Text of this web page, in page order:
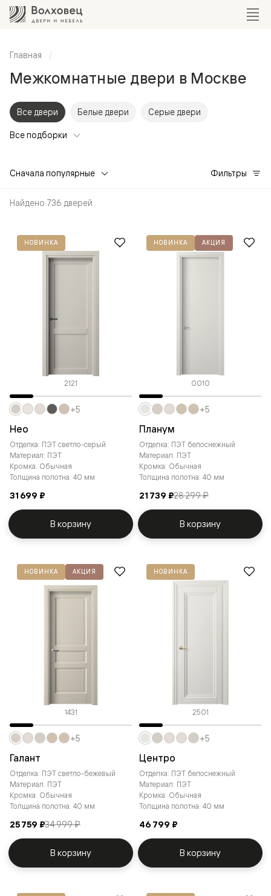
Главная
Межкомнатные двери в Москве
Все двери Белые двери Серые двери
Все подборки
Сначала популярные Фильтры
Найдено 736 дверей
НОВИНКА
2121
Нео
Отделка: ПЭТ светло-серый
Материал: ПЭТ
Кромка: Обычная
Толщина полотна: 40 мм
31 699 ₽
+5
В корзину
НОВИНКА АКЦИЯ
0010
Планум
Отделка: ПЭТ белоснежный
Материал: ПЭТ
Кромка: Обычная
Толщина полотна: 40 мм
21 739 ₽28 299 ₽
+5
В корзину
НОВИНКА АКЦИЯ
1431
Галант
Отделка: ПЭТ светло-бежевый
Материал: ПЭТ
Кромка: Обычная
Толщина полотна: 40 мм
25 759 ₽34 999 ₽
+5
В корзину
НОВИНКА
2501
Центро
Отделка: ПЭТ белоснежный
Материал: ПЭТ
Кромка: Обычная
Толщина полотна: 40 мм
46 799 ₽
+5
В корзину